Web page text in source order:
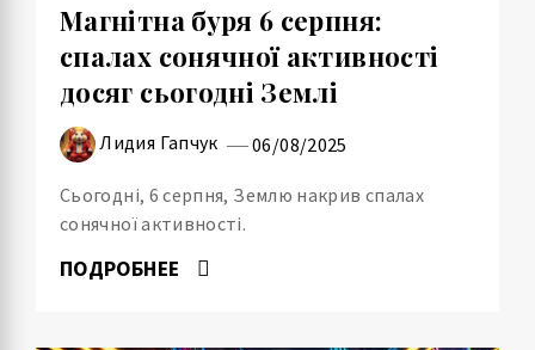
Магнітна буря 6 серпня:
спалах сонячної активності
досяг сьогодні Землі
Лидия Гапчук 06/08/2025
Сьогодні, 6 серпня, Землю накрив спалах
сонячної активності.
ПОДРОБНЕЕ